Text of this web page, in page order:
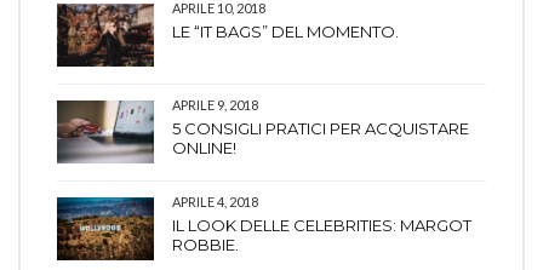
APRILE 10, 2018
LE “IT BAGS” DEL MOMENTO.
APRILE 9, 2018
5 CONSIGLI PRATICI PER ACQUISTARE
ONLINE!
APRILE 4, 2018
IL LOOK DELLE CELEBRITIES: MARGOT
ROBBIE.